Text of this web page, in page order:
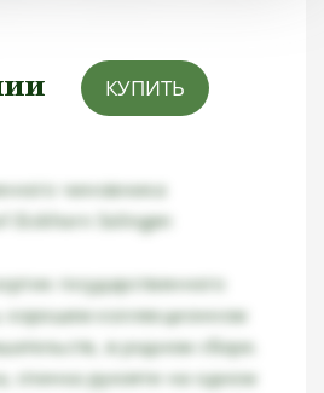
КУПИТЬ
чиновника
Eickhorn Solingen
государственного
хорошем коллекционном
в родном сборе.
спинка рукояти на одном